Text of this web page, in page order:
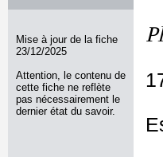
Mise à jour de la fiche
23/12/2025
Attention, le contenu de
cette fiche ne reflète
pas nécessairement le
dernier état du savoir.